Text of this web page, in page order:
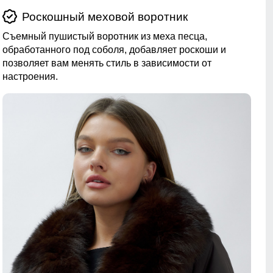
Роскошный меховой воротник
Съемный пушистый воротник из меха песца,
обработанного под соболя, добавляет роскоши и
позволяет вам менять стиль в зависимости от
настроения.